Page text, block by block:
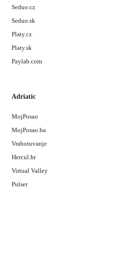
Seduo.cz
Seduo.sk
Platy.cz
Platy.sk
Paylab.com
Adriatic
MojPosao
MojPosao.ba
Vrabotuvanje
Hercul.hr
Virtual Valley
Pulser